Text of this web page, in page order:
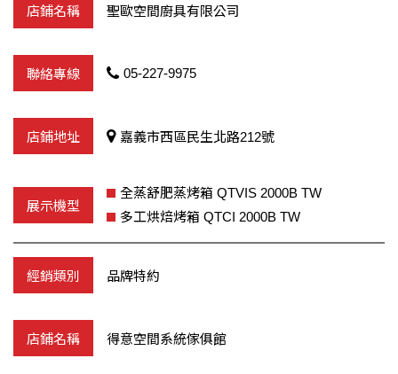
聖歐空間廚具有限公司
05-227-9975
嘉義市西區民生北路212號
全蒸舒肥蒸烤箱 QTVIS 2000B TW
多工烘焙烤箱 QTCI 2000B TW
品牌特約
得意空間系統傢俱館